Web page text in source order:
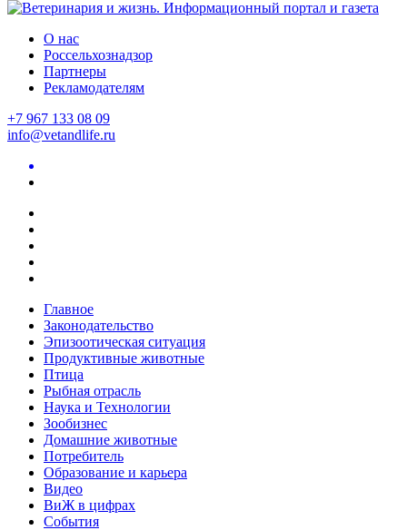
О нас
Россельхознадзор
Партнеры
Рекламодателям
+7 967 133 08 09
info@vetandlife.ru
Главное
Законодательство
Эпизоотическая ситуация
Продуктивные животные
Птица
Рыбная отрасль
Наука и Технологии
Зообизнес
Домашние животные
Потребитель
Образование и карьера
Видео
ВиЖ в цифрах
События